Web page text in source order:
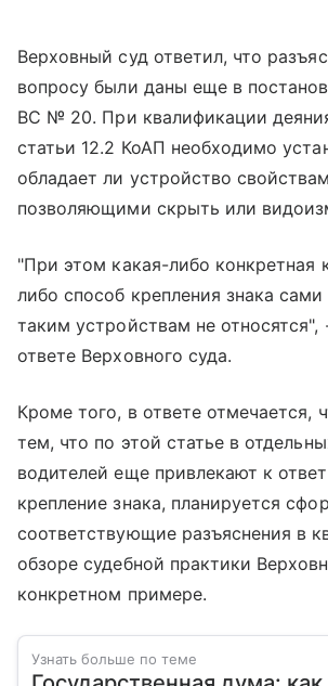
Верховный суд ответил, что
вопросу были даны еще в
ВС № 20. При квалификации
статьи 12.2 КоАП необходимо
обладает ли устройство
позволяющими скрыть или
"При этом какая-либо конкретная
либо способ крепления знака сами
таким устройствам не относятся",
ответе Верховного суда.
Кроме того, в ответе отмечается,
тем, что по этой статье в
водителей еще привлекают к
крепление знака, планируется
соответствующие разъяснения в
обзоре судебной практики
конкретном примере.
Узнать больше по теме